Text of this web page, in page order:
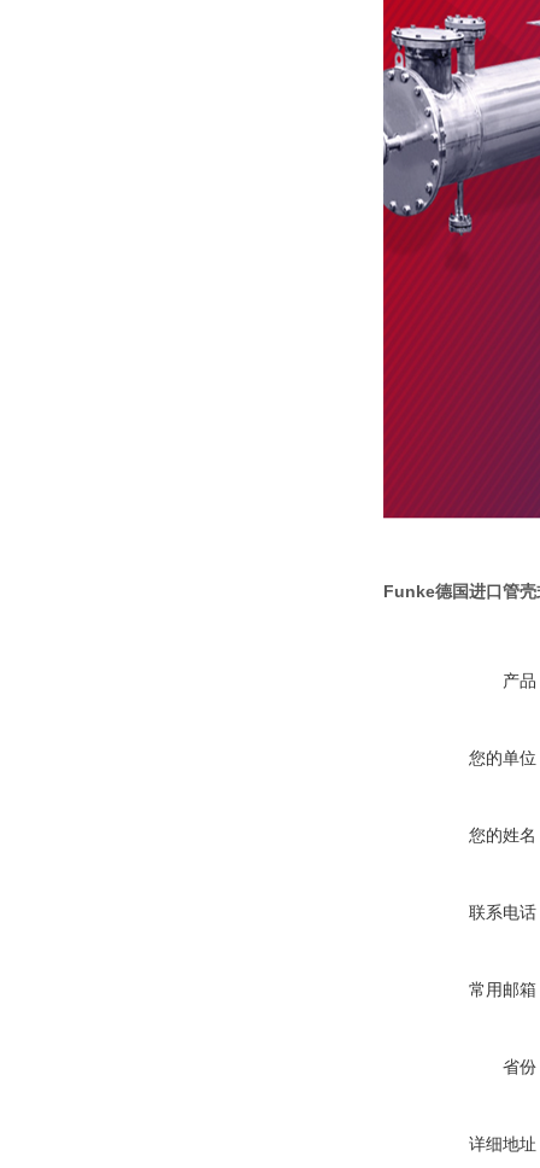
Funke德国进口管
产品
您的单位
您的姓名
联系电话
常用邮箱
省份
详细地址